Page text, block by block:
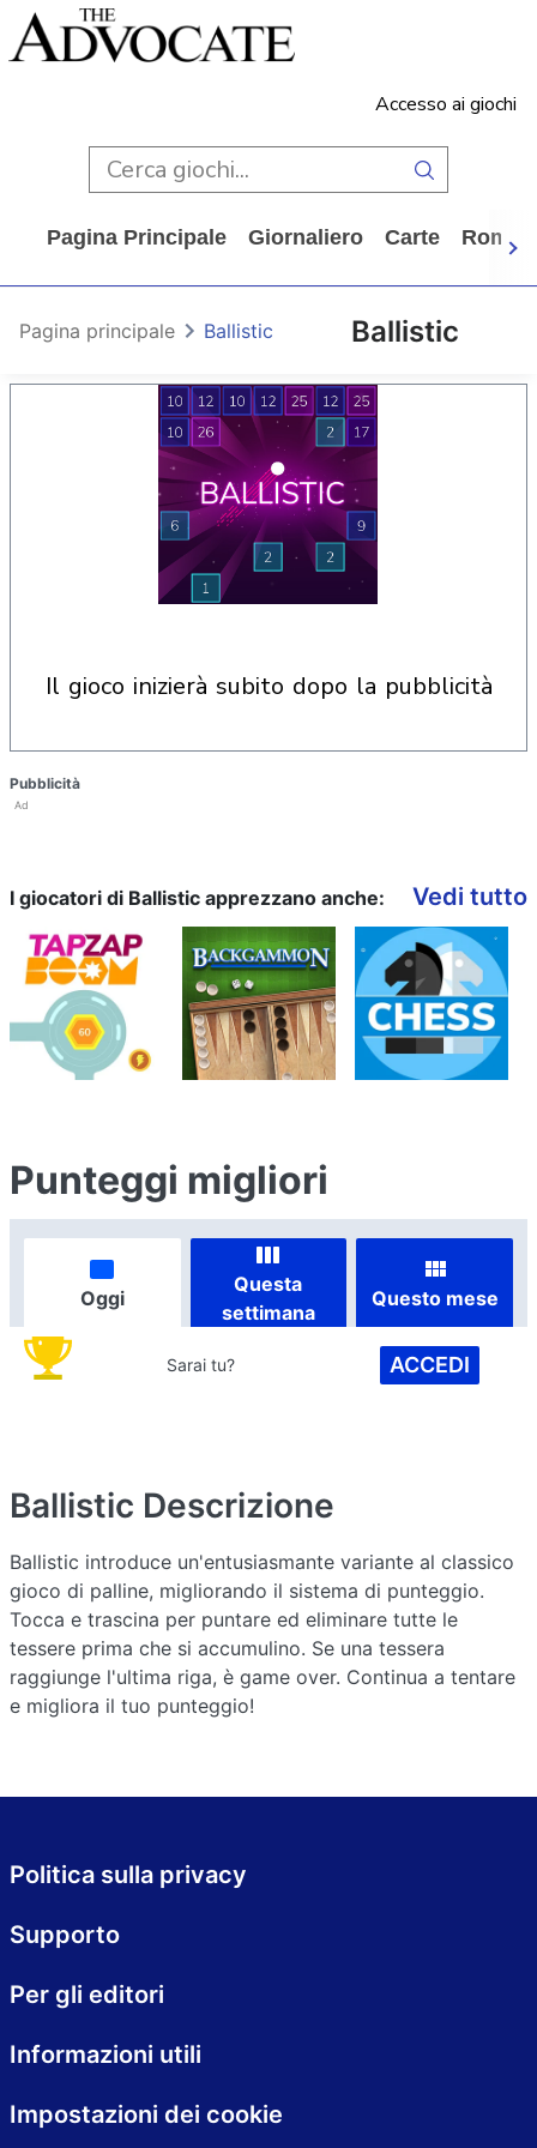
Accesso ai giochi
Pagina Principale Giornaliero Carte
Ballistic
Pagina principale Ballistic
il gioco inizierà subito dopo la pubblicità
Pubblicità
Ad
I giocatori di Ballistic apprezzano anche: Vedi tutto
Punteggi migliori
Oggi
Questa
settimana
Questo mese
Sarai tu? ACCEDI
Ballistic Descrizione
Ballistic introduce un'entusiasmante variante al classico
gioco di palline, migliorando il sistema di punteggio.
Tocca e trascina per puntare ed eliminare tutte le
tessere prima che si accumulino. Se una tessera
raggiunge l'ultima riga, è game over. Continua a tentare
e migliora il tuo punteggio!
Politica sulla privacy
Supporto
Per gli editori
Informazioni utili
Impostazioni dei cookie